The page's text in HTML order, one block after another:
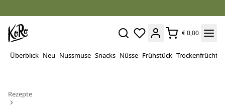
€ 0,00
Überblick Neu Nussmuse Snacks Nüsse Frühstück Trockenfrüchte
Rezepte